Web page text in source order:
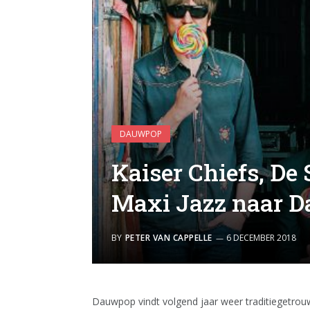
DAUWPOP
Kaiser Chiefs, De
Maxi Jazz naar
BY PETER VAN CAPPELLE 6 DECEMBER 2018
Dauwpop vindt volgend jaar weer